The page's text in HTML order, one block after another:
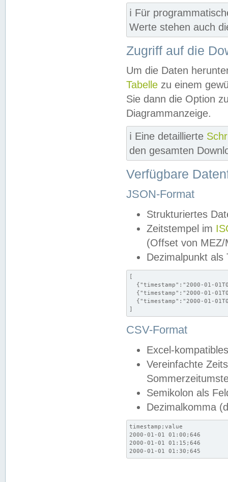
ℹ️ Für
Werte stehen auch
Zugriff auf die
Um die Daten
Tabelle zu einem
Sie dann die Option
Diagrammanzeige.
ℹ️ Eine detaillierte
den gesamten
Verfügbare
JSON-Format
Strukturiertes
Zeitstempel im
(Offset von MEZ/
Dezimalpunkt als
[
{"timestamp":"2000-01-
{"timestamp":"2000-01-
{"timestamp":"2000-01-
]
CSV-Format
Excel-
Vereinfachte
Semikolon als
Dezimalkomma
timestamp;value
2000-01-01 01:00;646
2000-01-01 01:15;646
2000-01-01 01:30;645